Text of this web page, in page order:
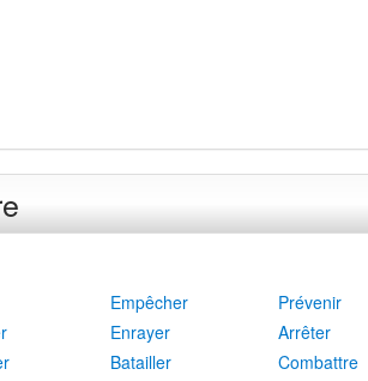
Empêcher Prévenir
Enrayer Arrêter
Batailler Combattre